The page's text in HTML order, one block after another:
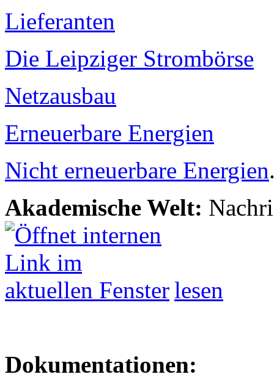
Lieferanten
Die Leipziger Strombörse
Netzausbau
Erneuerbare Energien
Nicht erneuerbare Energien
Akademische Welt:
lesen
Dokumentationen: